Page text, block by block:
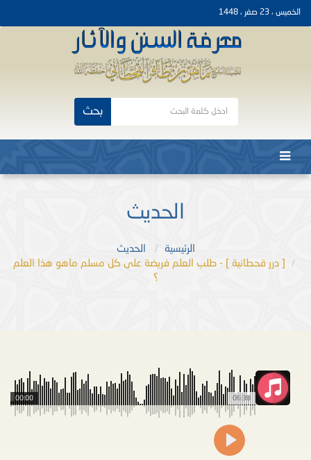
الخميس ، 23 صفر ، 1448
بحث
الحديث
الرئيسية
الحديث
[ درر قحطانية ] - طلب العلم فريضة على كل مسلم ماهو هذا العلم
؟
06:38
00:00